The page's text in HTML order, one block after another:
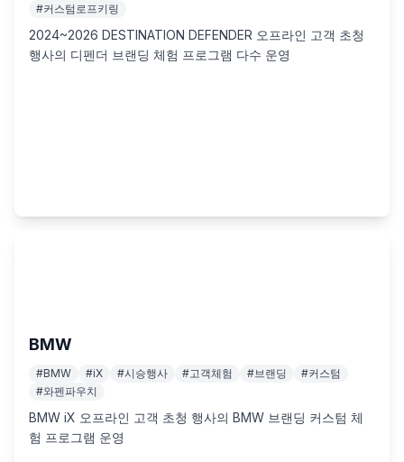
#커스텀로프키링
2024~2026 DESTINATION DEFENDER 오프라인 고객 초청
행사의 디펜더 브랜딩 체험 프로그램 다수 운영
BMW
#BMW #iX #시승행사 #고객체험 #브랜딩 #커스텀
#와펜파우치
BMW iX 오프라인 고객 초청 행사의 BMW 브랜딩 커스텀 체
험 프로그램 운영